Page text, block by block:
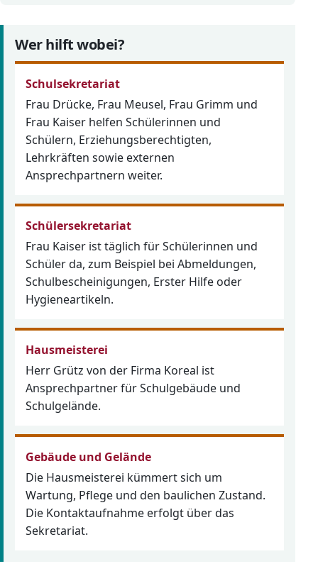
Wer hilft wobei?
Schulsekretariat
Frau Drücke, Frau Meusel, Frau Grimm und
Frau Kaiser helfen Schülerinnen und
Schülern, Erziehungsberechtigten,
Lehrkräften sowie externen
Ansprechpartnern weiter.
Schülersekretariat
Frau Kaiser ist täglich für Schülerinnen und
Schüler da, zum Beispiel bei Abmeldungen,
Schulbescheinigungen, Erster Hilfe oder
Hygieneartikeln.
Hausmeisterei
Herr Grütz von der Firma Koreal ist
Ansprechpartner für Schulgebäude und
Schulgelände.
Gebäude und Gelände
Die Hausmeisterei kümmert sich um
Wartung, Pflege und den baulichen Zustand.
Die Kontaktaufnahme erfolgt über das
Sekretariat.